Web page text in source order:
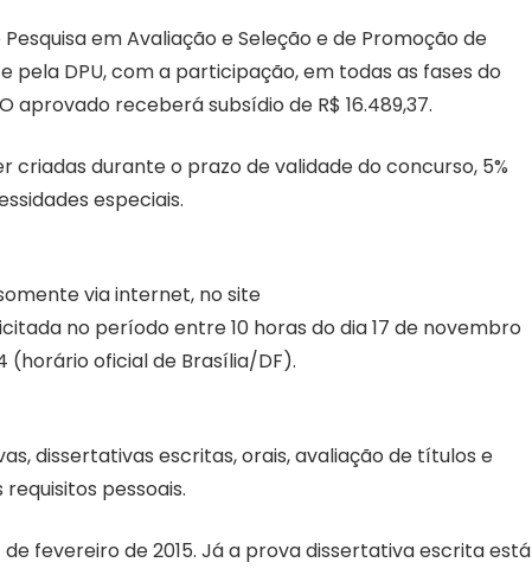
em Avaliação e Seleção e de Promoção de
pela DPU, com a participação, em todas as fases do
aprovado receberá subsídio de R$ 16.489,37.
criadas durante o prazo de validade do concurso, 5%
especiais.
via internet, no site
no período entre 10 horas do dia 17 de novembro
(horário oficial de Brasília/DF).
dissertativas escritas, orais, avaliação de títulos e
pessoais.
fevereiro de 2015. Já a prova dissertativa escrita está